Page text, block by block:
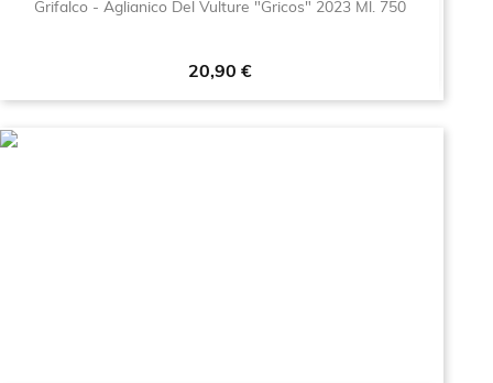
Grifalco - Aglianico Del Vulture "Gricos" 2023 Ml. 750
Prezzo
20,90 €